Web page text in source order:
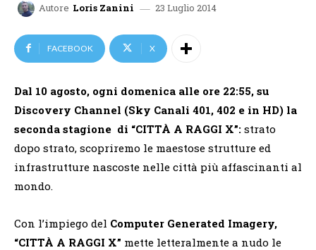
Autore Loris Zanini 23 Luglio 2014
FACEBOOK X
Dal 10 agosto, ogni domenica alle ore 22:55, su
Discovery Channel (Sky Canali 401, 402 e in HD) la
seconda stagione di “CITTÀ A RAGGI X”: strato
dopo strato, scopriremo le maestose strutture ed
infrastrutture nascoste nelle città più affascinanti al
mondo.
Con l’impiego del Computer Generated Imagery,
“CITTÀ A RAGGI X” mette letteralmente a nudo le